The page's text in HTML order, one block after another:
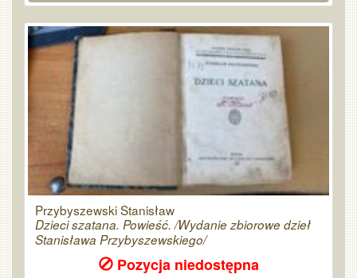
Przybyszewski Stanisław
Dzieci szatana. Powieść. /Wydanie zbiorowe dzieł
Stanisława Przybyszewskiego/
Pozycja niedostępna